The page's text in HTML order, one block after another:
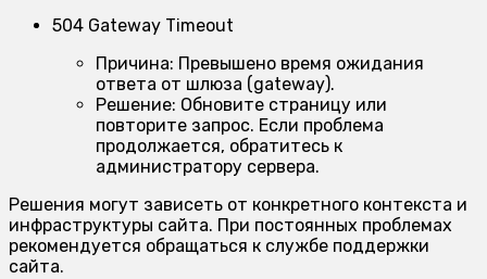
504 Gateway Timeout
Причина: Превышено время ожидания
ответа от шлюза (gateway).
Решение: Обновите страницу или
повторите запрос. Если проблема
продолжается, обратитесь к
администратору сервера.
Решения могут зависеть от конкретного контекста и
инфраструктуры сайта. При постоянных проблемах
рекомендуется обращаться к службе поддержки
сайта.